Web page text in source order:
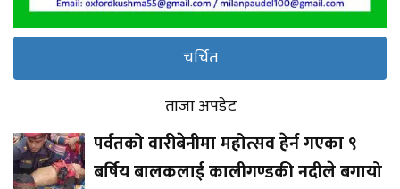
चर्चित
ताजा अपडेट
पर्वतको वारीबेनीमा महोत्सव हेर्न गएका ९
बर्षिय बालकलाई कालीगण्डकी नदीले बगायो